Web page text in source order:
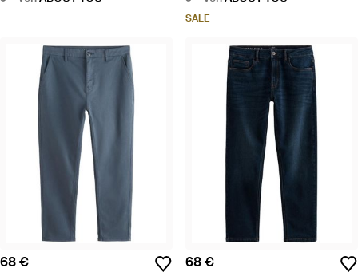
SALE
68 € 68 €